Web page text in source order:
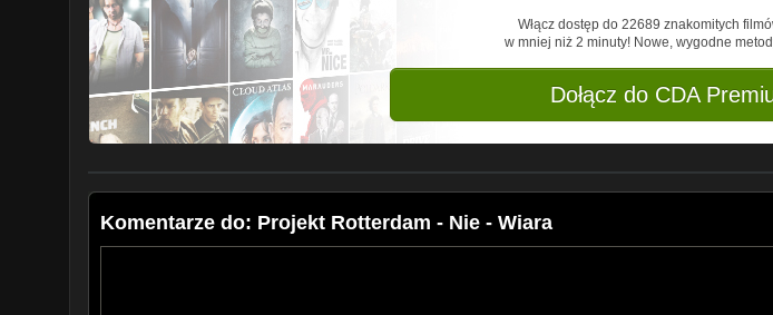
To nie jest kolejny mixtape. To dokument chaosu, który przez chwilę miał sens.
To Projekt Rotterdam.
muzyka : Brightstylemusic
txt/vocal : Raptor4life , The OST
m/m : Gohome Studio
rec : Rashid / Rotterdam
Włącz dostęp do 22689 znakomitych
w mniej niż 2 minuty! Nowe, wygodne
Dołącz do CDA
Komentarze do: Projekt Rotterdam - Nie - Wiara